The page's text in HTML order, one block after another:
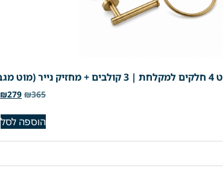
מגבת רחצה 40 ס"מ) | זהב מוברש | מק"ט 610
₪365
₪279
הוספה לסל